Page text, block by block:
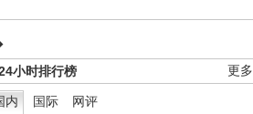
更多
小时排行榜
内 国际 网评